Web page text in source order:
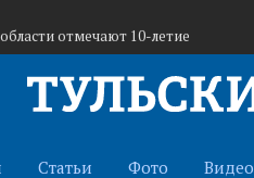
отмечают 10-летие
объединил более 6000 жителей
Статьи Фото Видео